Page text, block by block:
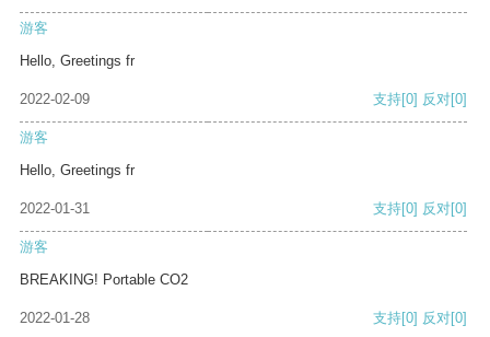
游客
Hello, Greetings fr
2022-02-09 支持[0] 反对[0]
游客
Hello, Greetings fr
2022-01-31 支持[0] 反对[0]
游客
BREAKING! Portable CO2
2022-01-28 支持[0] 反对[0]